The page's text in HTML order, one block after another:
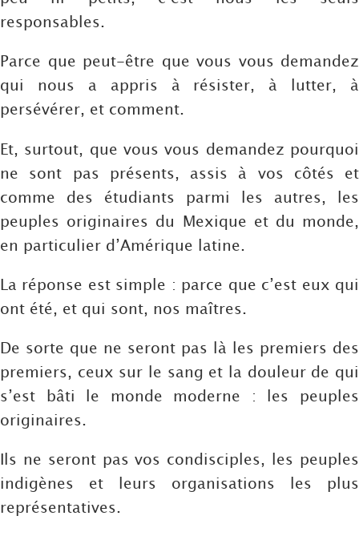
responsables.
Parce que peut-être que vous vous demandez
qui nous a appris à résister, à lutter, à
persévérer, et comment.
Et, surtout, que vous vous demandez pourquoi
ne sont pas présents, assis à vos côtés et
comme des étudiants parmi les autres, les
peuples originaires du Mexique et du monde,
en particulier d’Amérique latine.
La réponse est simple : parce que c’est eux qui
ont été, et qui sont, nos maîtres.
De sorte que ne seront pas là les premiers des
premiers, ceux sur le sang et la douleur de qui
s’est bâti le monde moderne : les peuples
originaires.
Ils ne seront pas vos condisciples, les peuples
indigènes et leurs organisations les plus
représentatives.